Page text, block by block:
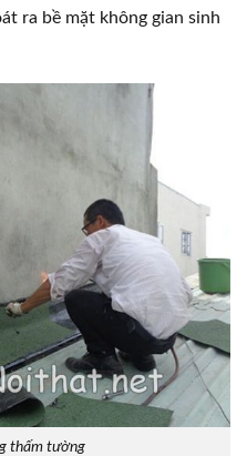
ra bề mặt không gian sinh
thấm tường